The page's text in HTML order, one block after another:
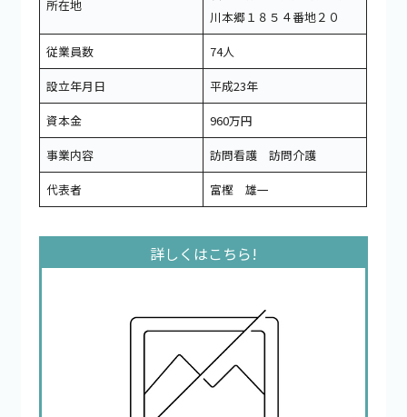
所在地
川本郷１８５４番地２０
従業員数
74人
設立年月日
平成23年
資本金
960万円
事業内容
訪問看護 訪問介護
代表者
富樫 雄一